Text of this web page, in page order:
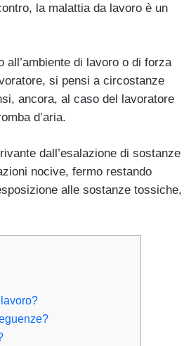
la malattia da lavoro è un
all’ambiente di lavoro o di forza
si pensi a circostanze
ancora, al caso del lavoratore
d’aria.
dall’esalazione di sostanze
nocive, fermo restando
alle sostanze tossiche,